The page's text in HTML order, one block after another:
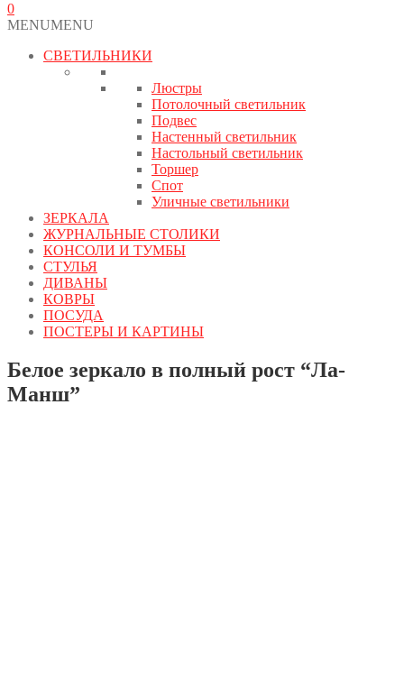
0
MENUMENU
СВЕТИЛЬНИКИ
Люстры
Потолочный светильник
Подвес
Настенный светильник
Настольный светильник
Торшер
Спот
Уличные светильники
ЗЕРКАЛА
ЖУРНАЛЬНЫЕ СТОЛИКИ
КОНСОЛИ И ТУМБЫ
СТУЛЬЯ
ДИВАНЫ
КОВРЫ
ПОСУДА
ПОСТЕРЫ И КАРТИНЫ
Белое зеркало в полный рост “Ла-
Манш”